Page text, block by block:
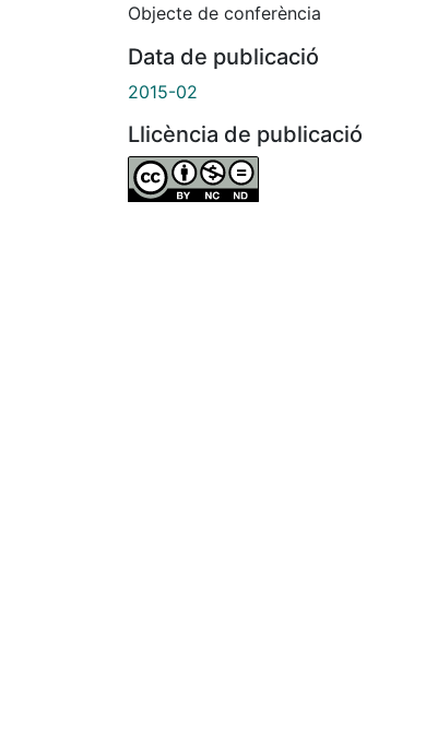
Objecte de conferència
Data de publicació
2015-02
Llicència de publicació